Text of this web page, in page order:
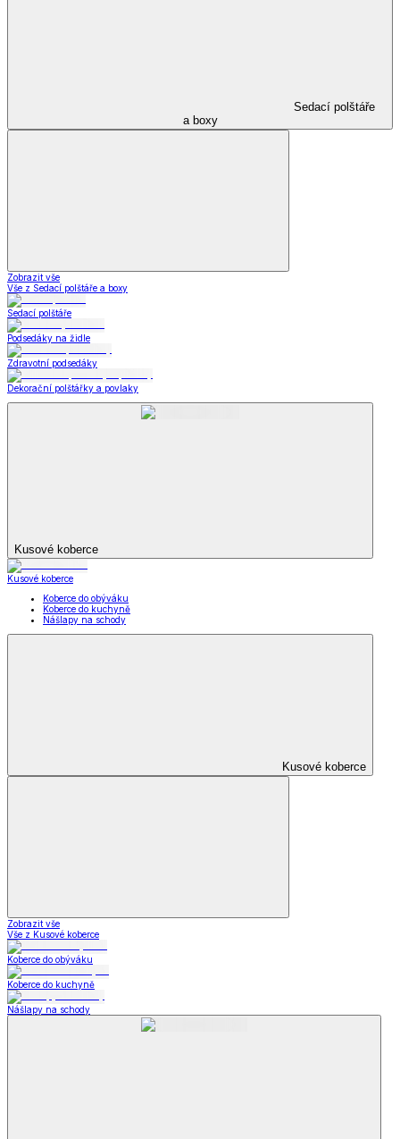
Sedací polštáře
a boxy
Zobrazit vše
Vše z Sedací polštáře a boxy
Sedací polštáře
Podsedáky na židle
Zdravotní podsedáky
Dekorační polštářky a povlaky
Kusové koberce
Kusové koberce
Koberce do obýváku
Koberce do kuchyně
Nášlapy na schody
Kusové koberce
Zobrazit vše
Vše z Kusové koberce
Koberce do obýváku
Koberce do kuchyně
Nášlapy na schody